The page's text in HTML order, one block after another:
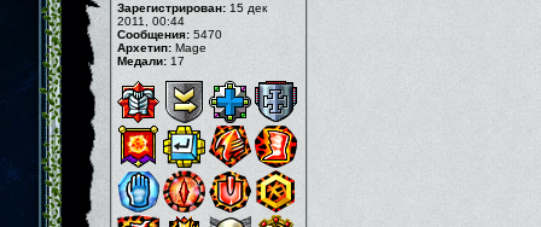
Зарегистрирован: 15 дек
2011, 00:44
Сообщения: 5470
Архетип: Mage
Медали: 17